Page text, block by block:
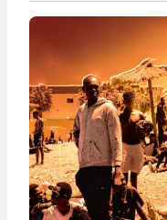
репарации Ирану,